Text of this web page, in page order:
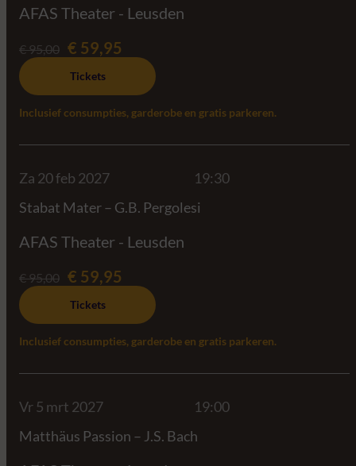
AFAS Theater - Leusden
€ 95,00 € 59,95
Tickets
Inclusief consumpties, garderobe en gratis parkeren.
Za 20 feb 2027
19:30
Stabat Mater – G.B. Pergolesi
AFAS Theater - Leusden
€ 95,00 € 59,95
Tickets
Inclusief consumpties, garderobe en gratis parkeren.
Vr 5 mrt 2027
19:00
Matthäus Passion – J.S. Bach